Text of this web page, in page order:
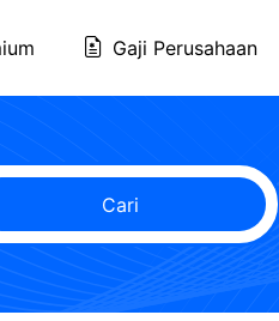
Gaji Perusahaan
Cari